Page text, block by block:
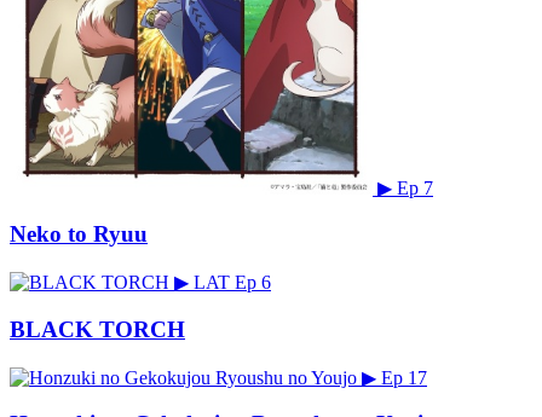
▶ Ep 7
Neko to Ryuu
▶ LAT Ep 6
BLACK TORCH
▶ Ep 17